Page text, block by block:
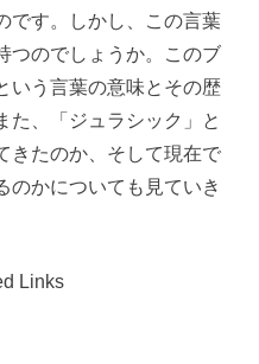
です。しかし、この言葉
つのでしょうか。このブ
いう言葉の意味とその歴
た、「ジュラシック」と
きたのか、そして現在で
のかについても見ていき
Links